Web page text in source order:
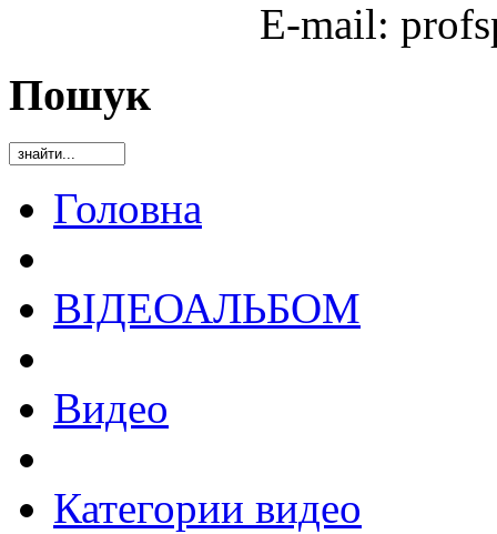
E-mail:
Пошук
Головна
ВІДЕОАЛЬБОМ
Видео
Категории видео